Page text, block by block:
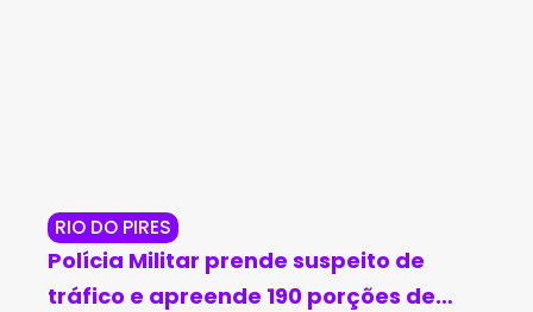
RIO DO PIRES
Polícia Militar prende suspeito de
tráfico e apreende 190 porções de